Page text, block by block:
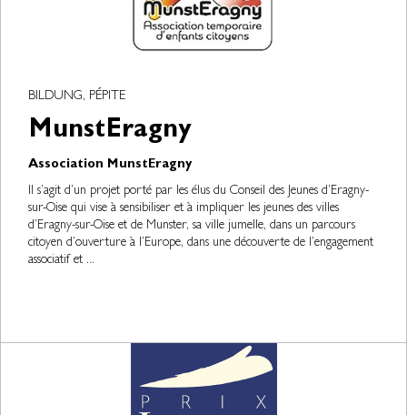
BILDUNG, PÉPITE
MunstEragny
Association MunstEragny
Il s’agit d’un projet porté par les élus du Conseil des Jeunes d’Eragny-
sur-Oise qui vise à sensibiliser et à impliquer les jeunes des villes
d’Eragny-sur-Oise et de Munster, sa ville jumelle, dans un parcours
citoyen d’ouverture à l’Europe, dans une découverte de l’engagement
associatif et ...